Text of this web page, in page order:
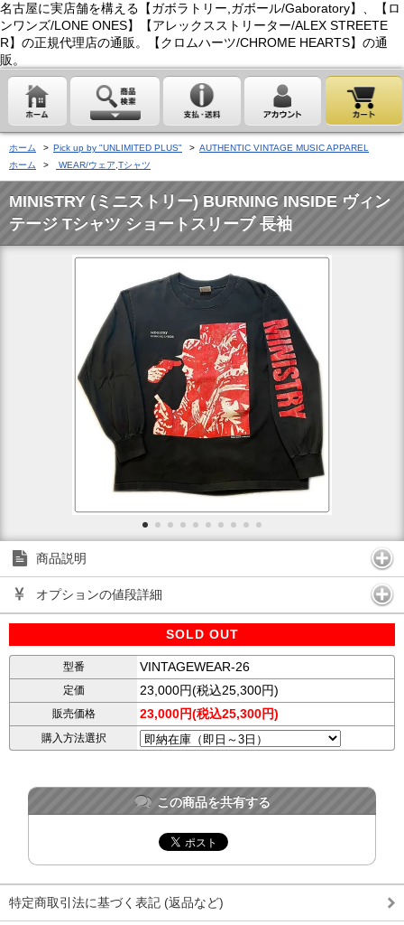
名古屋に実店舗を構える【ガボラトリー,ガボール/Gaboratory】、【ロ
ンワンズ/LONE ONES】【アレックスストリーター/ALEX STREETE
R】の正規代理店の通販。【クロムハーツ/CHROME HEARTS】の通
販。
ホーム > Pick up by "UNLIMITED PLUS" > AUTHENTIC VINTAGE MUSIC APPAREL
ホーム
> WEAR/ウェア,Tシャツ
MINISTRY (ミニストリー) BURNING INSIDE ヴィン
テージ Tシャツ ショートスリーブ 長袖
商品説明
オプションの値段詳細
SOLD OUT
型番 VINTAGEWEAR-26
定価 23,000円(税込25,300円)
販売価格 23,000円(税込25,300円)
購入方法選択
この商品を共有する
特定商取引法に基づく表記 (返品など)